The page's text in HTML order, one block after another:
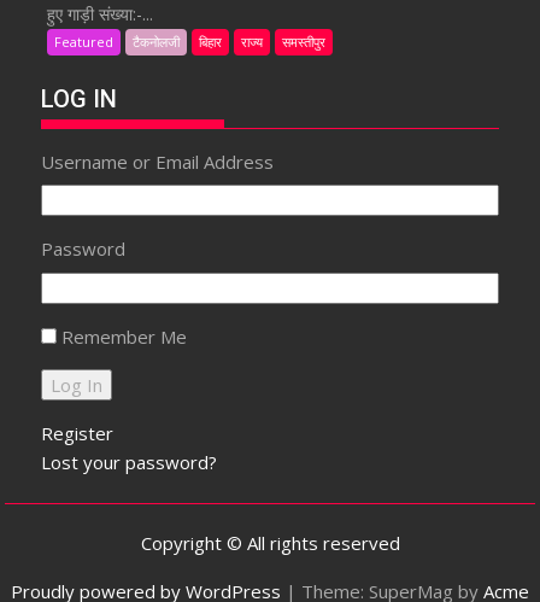
हुए गाड़ी संख्या:-...
Featured टैकनोलजी बिहार राज्य समस्तीपुर
LOG IN
Username or Email Address
Password
Remember Me
Register
Lost your password?
Copyright © All rights reserved
Proudly powered by WordPress | Theme: SuperMag by Acme